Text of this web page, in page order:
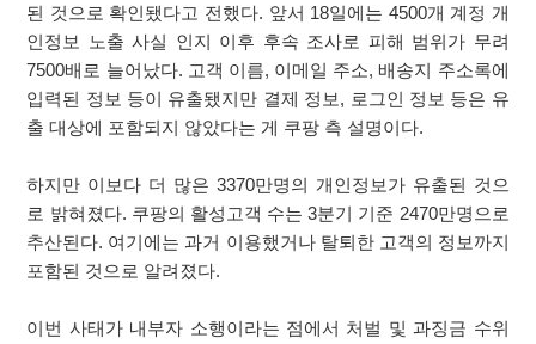
된 것으로 확인됐다고 전했다. 앞서 18일에는 4500개 계정 개
인정보 노출 사실 인지 이후 후속 조사로 피해 범위가 무려
7500배로 늘어났다. 고객 이름, 이메일 주소, 배송지 주소록에
입력된 정보 등이 유출됐지만 결제 정보, 로그인 정보 등은 유
출 대상에 포함되지 않았다는 게 쿠팡 측 설명이다.
하지만 이보다 더 많은 3370만명의 개인정보가 유출된 것으
로 밝혀졌다. 쿠팡의 활성고객 수는 3분기 기준 2470만명으로
추산된다. 여기에는 과거 이용했거나 탈퇴한 고객의 정보까지
포함된 것으로 알려졌다.
이번 사태가 내부자 소행이라는 점에서 처벌 및 과징금 수위